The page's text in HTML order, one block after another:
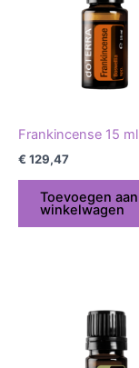
Frankincense 15 ml
€ 129,47
Toevoegen aan
winkelwagen